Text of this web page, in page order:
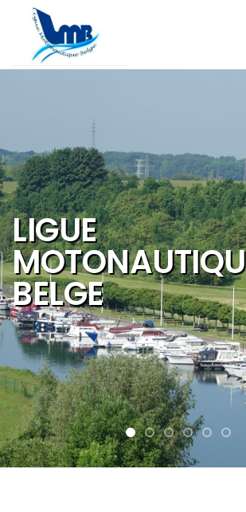
NOS OBJECTIFS
DE
DEVELOPPER :
Les activités
sports
Le tourisme
qualité
La mobilité